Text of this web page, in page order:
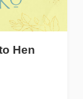
Hen